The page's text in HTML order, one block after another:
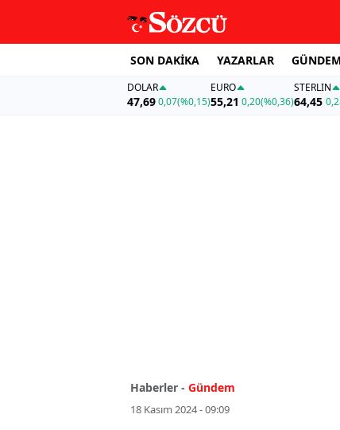
SON DAKİKA YAZARLAR GÜNDEM
DOLAR
47,690,07(%0,15)
EURO
55,21 0,20(%0,36)
STERLIN
64,45
Haberler - Gündem
18 Kasım 2024 - 09:09